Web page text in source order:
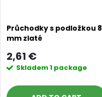
Průchodky s podložkou 8
mm zlaté
2,61 €
Skladem1 package